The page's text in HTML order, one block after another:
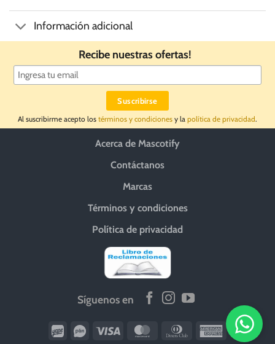
Información adicional
Recibe nuestras ofertas!
Al suscribirme acepto los términos y condiciones y la política de privacidad.
Acerca de Mascotify
Contáctanos
Marcas
Términos y condiciones
Política de privacidad
Síguenos en
Wirecard
Vipps Visa MasterCardDinners
American